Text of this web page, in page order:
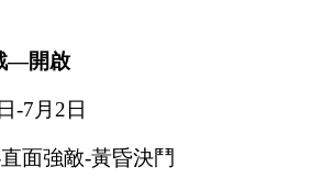
—開啟
日-7月 2 日
直面強敵-黃昏決鬥